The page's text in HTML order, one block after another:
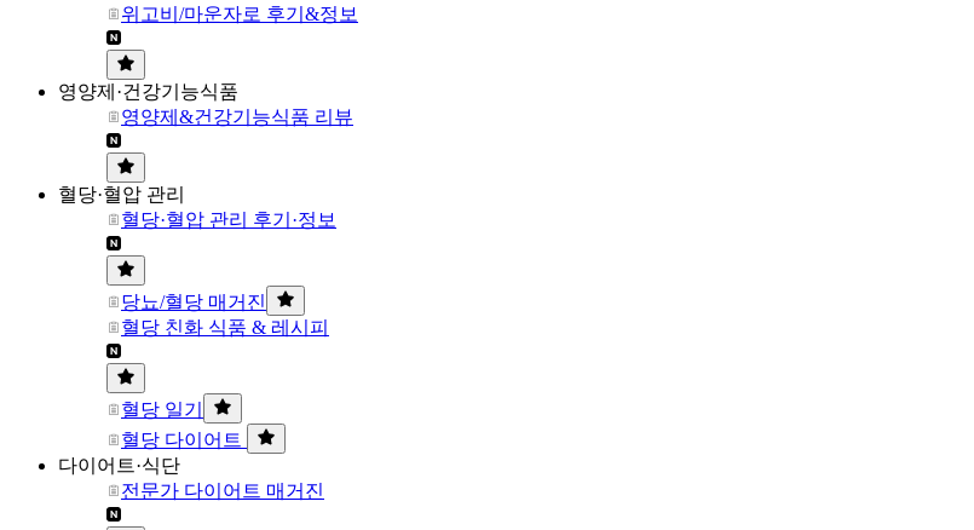
위고비/마운자로 후기&정보
영양제·건강기능식품
영양제&건강기능식품 리뷰
혈당·혈압 관리
혈당·혈압 관리 후기·정보
당뇨/혈당 매거진
혈당 친화 식품 & 레시피
혈당 일기
혈당 다이어트
다이어트·식단
전문가 다이어트 매거진